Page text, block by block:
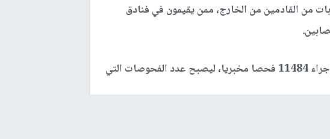
من القادمين من الخارج، ممن يقيمون في فنادق
وأشارت وزارة الصحة إلى تسجيل 161 حالة شفاء، وإجراء 11484 فحصا مخبريا، ليصبح عدد الفحوصات التي